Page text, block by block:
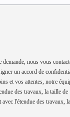
nous vous
un accord de
et vos attentes, notre
des travaux, la taille de
l'étendue des travaux,